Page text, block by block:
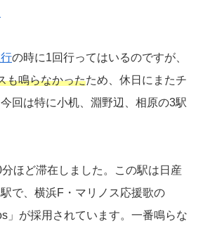
の時に1回行ってはいるのですが、
も鳴らなかったため、休日にまたチ
回は特に小机、淵野辺、相原の3駅
ほど滞在しました。この駅は日産
で、横浜F・マリノス応援歌の
」が採用されています。一番鳴らな